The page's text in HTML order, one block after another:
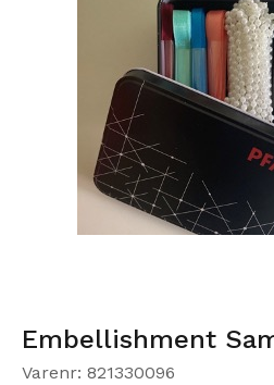
Embellishment
Varenr: 821330096